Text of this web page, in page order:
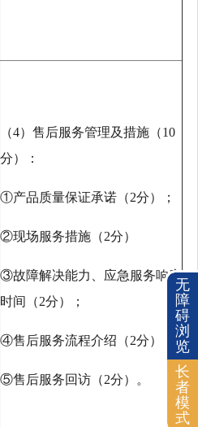
（4）售后服务管理及措施（10
分）：
①产品质量保证承诺（2分）；
②现场服务措施（2分）
③故障解决能力、应急服务响应
时间（2分）；
④售后服务流程介绍（2分）；
⑤售后服务回访（2分）。
无
障
碍
浏
览
长
者
模
式